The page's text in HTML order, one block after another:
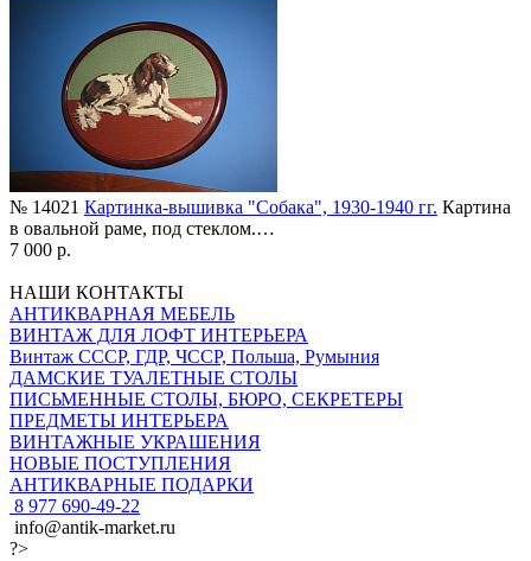
№ 14021 Картинка-вышивка "Собака", 1930-1940 гг. Картина
в овальной раме, под стеклом.…
7 000 р.
НАШИ КОНТАКТЫ
АНТИКВАРНАЯ МЕБЕЛЬ
ВИНТАЖ ДЛЯ ЛОФТ ИНТЕРЬЕРА
Винтаж СССР, ГДР, ЧССР, Польша, Румыния
ДАМСКИЕ ТУАЛЕТНЫЕ СТОЛЫ
ПИСЬМЕННЫЕ СТОЛЫ, БЮРО, СЕКРЕТЕРЫ
ПРЕДМЕТЫ ИНТЕРЬЕРА
ВИНТАЖНЫЕ УКРАШЕНИЯ
НОВЫЕ ПОСТУПЛЕНИЯ
АНТИКВАРНЫЕ ПОДАРКИ
8 977 690-49-22
info@antik-market.ru
?>